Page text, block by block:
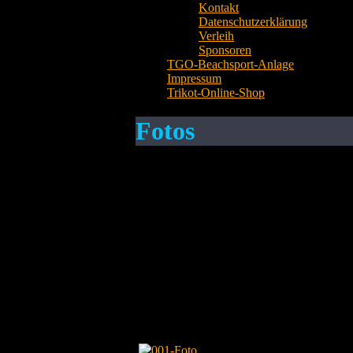
Kontakt
Datenschutzerklärung
Verleih
Sponsoren
TGO-Beachsport-Anlage
Impressum
Trikot-Online-Shop
Fotos